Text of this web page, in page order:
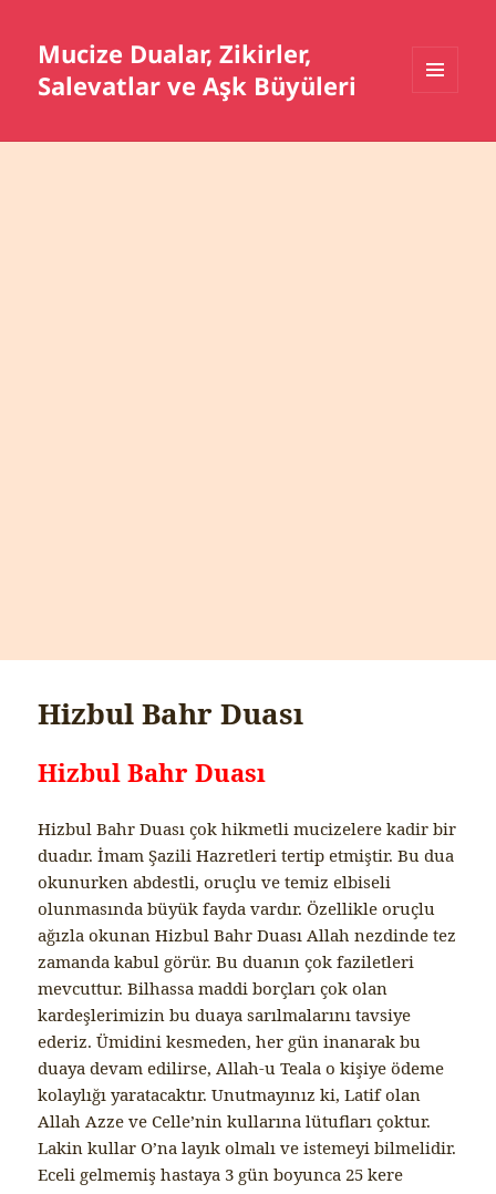
Mucize Dualar, Zikirler,
Salevatlar ve Aşk Büyüleri
BILEŞENLER
Hizbul Bahr Duası
Hizbul Bahr Duası
Hizbul Bahr Duası çok hikmetli mucizelere kadir bir
duadır. İmam Şazili Hazretleri tertip etmiştir. Bu dua
okunurken abdestli, oruçlu ve temiz elbiseli
olunmasında büyük fayda vardır. Özellikle oruçlu
ağızla okunan Hizbul Bahr Duası Allah nezdinde tez
zamanda kabul görür. Bu duanın çok faziletleri
mevcuttur. Bilhassa maddi borçları çok olan
kardeşlerimizin bu duaya sarılmalarını tavsiye
ederiz. Ümidini kesmeden, her gün inanarak bu
duaya devam edilirse, Allah-u Teala o kişiye ödeme
kolaylığı yaratacaktır. Unutmayınız ki, Latif olan
Allah Azze ve Celle’nin kullarına lütufları çoktur.
Lakin kullar O’na layık olmalı ve istemeyi bilmelidir.
Eceli gelmemiş hastaya 3 gün boyunca 25 kere